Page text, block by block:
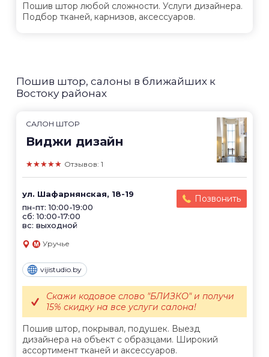
Пошив штор любой сложности. Услуги дизайнера.
Подбор тканей, карнизов, аксессуаров.
Пошив штор, салоны в ближайших к
Востоку районах
САЛОН ШТОР
Виджи дизайн
★★★★★ Отзывов: 1
ул. Шафарнянская, 18-19
пн-пт: 10:00-19:00
сб: 10:00-17:00
вс: выходной
Позвонить
Уручье
vijistudio.by
Пошив штор, покрывал, подушек. Выезд
дизайнера на объект с образцами. Широкий
ассортимент тканей и аксессуаров.
Скажи кодовое слово "БЛИЗКО" и получи
15% скидку на все услуги салона!